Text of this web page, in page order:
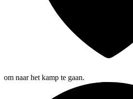
om naar het kamp te gaan.